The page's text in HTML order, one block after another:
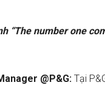
“The number one
@P&G: Tại